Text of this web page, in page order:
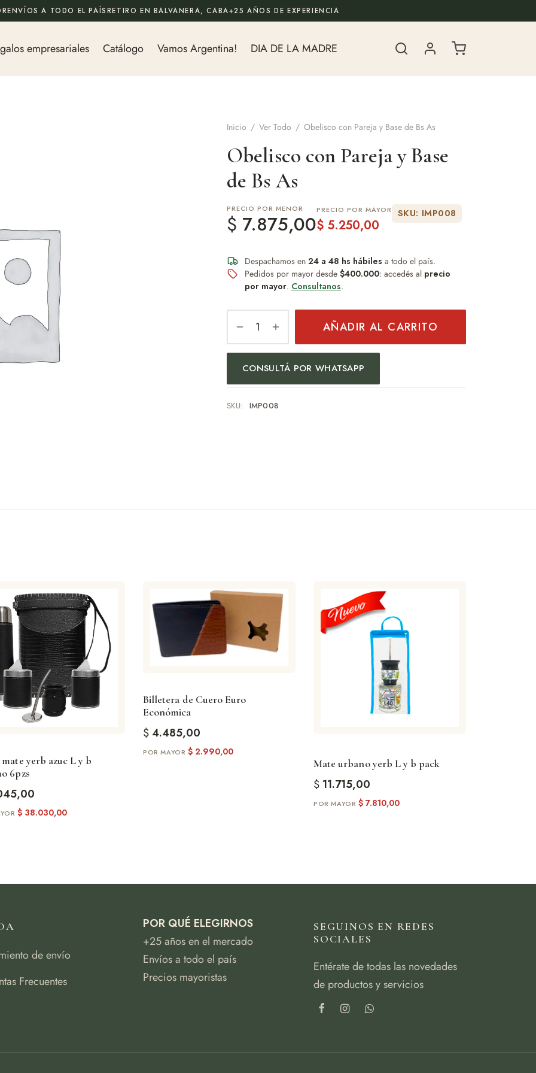
empresariales Catálogo Vamos Argentina! DIA DE LA MADRE
Inicio / Ver Todo / Obelisco con Pareja y Base de Bs As
Obelisco con Pareja y Base
de Bs As
SKU: IMP008
PRECIO POR MENOR
$ 7.875,00
PRECIO POR MAYOR
$ 5.250,00
Despachamos en 24 a 48 hs hábiles a todo el país.
Pedidos por mayor desde $400.000: accedés al precio
por mayor. Consultanos.
AÑADIR AL CARRITO
CONSULTÁ POR WHATSAPP
SKU: IMP008
mate yerb azuc L y b
6pzs
$ 38.030,00
Billetera de Cuero Euro
Económica
$4.485,00
$ 2.990,00
Mate urbano yerb L y b pack
$ 11.715,00
$ 7.810,00
de envío
Frecuentes
POR QUÉ ELEGIRNOS
+25 años en el mercado
Envíos a todo el país
Precios mayoristas
SEGUINOS EN REDES
SOCIALES
Entérate de todas las novedades
de productos y servicios
ENVÍOS A TODO EL PAÍSRETIRO EN BALVANERA, CABA+25 AÑOS DE EXPERIENCIA